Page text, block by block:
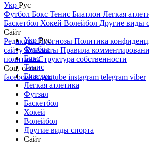
Укр Рус
Футбол Бокс Тенис Биатлон Легкая
Баскетбол Хокей Волейбол Другие виды
Сайт
РедакцияПрогнозы Политика
сайтуКонтакты Правила
политикаСтруктура собственности
Соц. сети
facebookxyoutube instagram telegram viber
УкрРус
Футбол
Бокс
Тенис
Биатлон
Легкая атлетика
Футзал
Баскетбол
Хокей
Волейбол
Другие виды спорта
Сайт